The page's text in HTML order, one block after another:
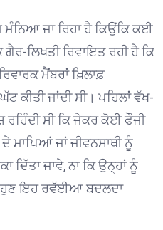
ਜਾ ਰਿਹਾ ਹੈ ਕਿਉਂਕਿ ਕਈ
ਲਿਖਤੀ ਰਿਵਾਇਤ ਰਹੀ ਹੈ ਕਿ
ਮੈਂਬਰਾਂ ਖ਼ਿਲਾਫ਼
ਕੀਤੀ ਜਾਂਦੀ ਸੀ। ਪਹਿਲਾਂ ਵੱਖ-
ਰਹਿੰਦੀ ਸੀ ਕਿ ਜੇਕਰ ਕੋਈ ਫੌਜੀ
ਮਾਪਿਆਂ ਜਾਂ ਜੀਵਨਸਾਥੀ ਨੂੰ
ਦਿੱਤਾ ਜਾਵੇ, ਨਾ ਕਿ ਉਨ੍ਹਾਂ ਨੂੰ
ਹੁਣ ਇਹ ਰਵੱਈਆ ਬਦਲਦਾ